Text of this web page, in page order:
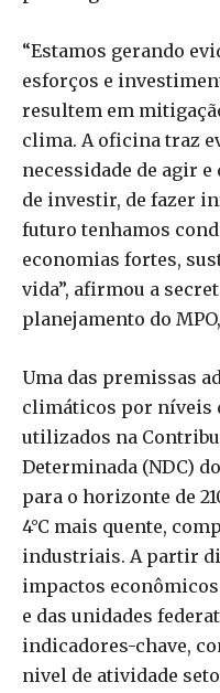
“Estamos gerando
esforços e
resultem em
clima. A oficina traz
necessidade de agir
de investir, de fazer
futuro tenhamos
economias fortes,
vida”, afirmou a
planejamento do
Uma das premissas
climáticos por níveis
utilizados na
Determinada (NDC)
para o horizonte de
4°C mais quente,
industriais. A partir
impactos
e das unidades
indicadores-chave,
nivel de atividade